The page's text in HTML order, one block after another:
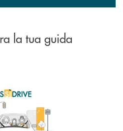
la tua guida